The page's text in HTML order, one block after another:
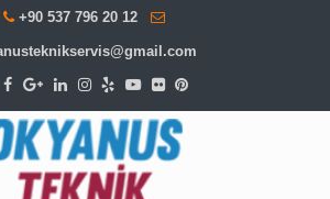
+90 537 796 20 12